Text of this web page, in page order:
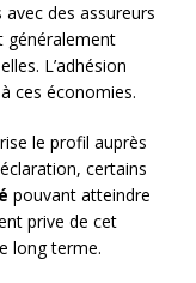
des assureurs
généralement
L’adhésion
ces économies.
le profil auprès
certains
pouvant atteindre
prive de cet
long terme.